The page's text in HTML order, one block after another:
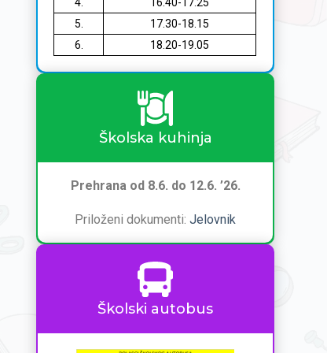
5.
17.30-18.15
6.
18.20-19.05
Školska kuhinja
Prehrana od 8.6. do 12.6. ’26.
Priloženi dokumenti:Jelovnik
Školski autobus